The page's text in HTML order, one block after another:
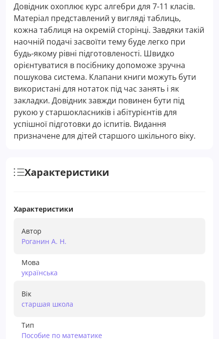
Довідник охоплює курс алгебри для 7-11 класів.
Матеріал представлений у вигляді таблиць,
кожна таблиця на окремій сторінці. Завдяки такій
наочній подачі засвоїти тему буде легко при
будь-якому рівні підготовленості. Швидко
орієнтуватися в посібнику допоможе зручна
пошукова система. Клапани книги можуть бути
використані для нотаток під час занять і як
закладки. Довідник завжди повинен бути під
рукою у старшокласників і абітурієнтів для
успішної підготовки до іспитів. Видання
призначене для дітей старшого шкільного віку.
Характеристики
Характеристики
Автор
Роганин А. Н.
Мова
українська
Вік
старшая школа
Тип
Пособие по математике